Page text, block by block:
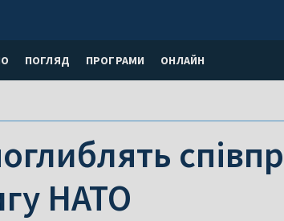
ПОГЛЯД ПРОГРАМИ ОНЛАЙН
НАТО